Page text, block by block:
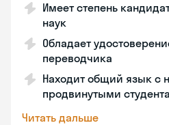
Имеет степень
наук
Обладает
переводчика
Находит общий язык
продвинутыми
Читать дальше